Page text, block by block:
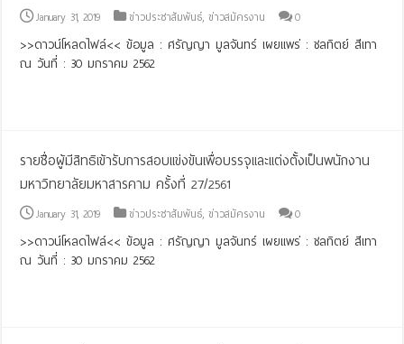
January 31, 2019 ข่าวประชาสัมพันธ์,ข่าวสมัครงาน 0
>>ดาวน์โหลดไฟล์<< ข้อมูล : ศรัญญา มูลจันทร์ เผยแพร่ : ชลทิตย์ สีเทา
ณ วันที่ : 30 มกราคม 2562
รายชื่อผู้มีสิทธิเข้ารับการสอบแข่งขันเพื่อบรรจุและแต่งตั้้งเป็นพนักงาน
มหาวิทยาลัยมหาสารคาม ครั้งที่ 27/2561
January 31, 2019 ข่าวประชาสัมพันธ์,ข่าวสมัครงาน 0
>>ดาวน์โหลดไฟล์<< ข้อมูล : ศรัญญา มูลจันทร์ เผยแพร่ : ชลทิตย์ สีเทา
ณ วันที่ : 30 มกราคม 2562